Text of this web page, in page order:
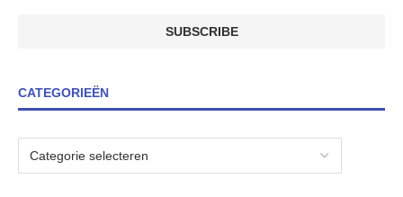
CATEGORIEËN